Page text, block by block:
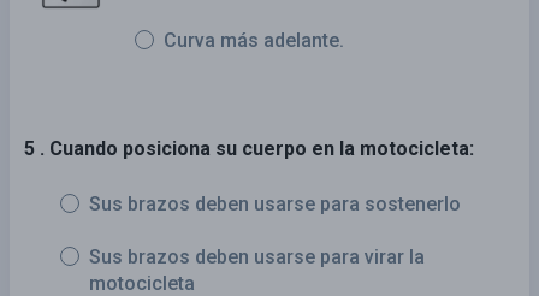
Curva más adelante.
5 . Cuando posiciona su cuerpo en la motocicleta:
Sus brazos deben usarse para sostenerlo
Sus brazos deben usarse para virar la
motocicleta